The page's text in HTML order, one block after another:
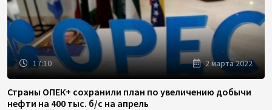
17:10 2 марта 2022
Страны ОПЕК+ сохранили план по увеличению добычи
нефти на 400 тыс. б/с на апрель